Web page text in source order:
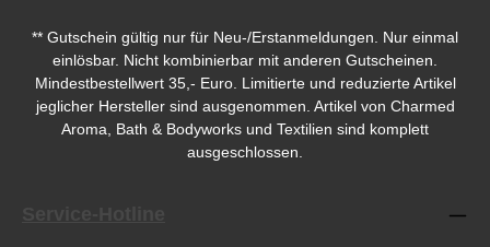
** Gutschein gültig nur für Neu-/Erstanmeldungen. Nur einmal
einlösbar. Nicht kombinierbar mit anderen Gutscheinen.
Mindestbestellwert 35,- Euro. Limitierte und reduzierte Artikel
jeglicher Hersteller sind ausgenommen. Artikel von Charmed
Aroma, Bath & Bodyworks und Textilien sind komplett
ausgeschlossen.